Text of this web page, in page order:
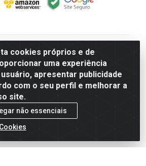
cookies próprios e de
uma experiência
apresentar publicidade
com o seu perfil e melhorar a
site.
não essenciais
- Rua do Matoso, 132 - Praça da
RJ - CEP 20.270-135 - CNPJ
12.324.723/0001-25
de promoções, descontos, preços e
e entrega expostos aqui são
compras via internet. Preços e
a alterações sem aviso prévio.